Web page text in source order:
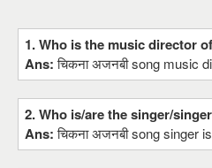
1. Who is the music director
Ans:चिकना अजनबी song music
2. Who is/are the singer/
Ans:चिकना अजनबी song singer is